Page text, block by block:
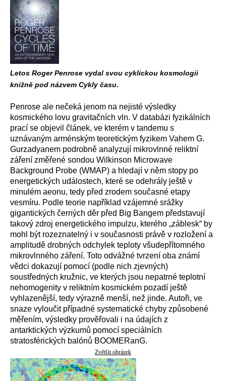
Letos Roger Penrose vydal svou cyklickou kosmologii
knižně pod názvem Cykly času.
Penrose ale nečeká jenom na nejisté výsledky
kosmického lovu gravitačních vln. V databázi fyzikálních
prací se objevil článek, ve kterém v tandemu s
uznávaným arménským teoretickým fyzikem Vahem G.
Gurzadyanem podrobně analyzují mikrovlnné reliktní
záření změřené sondou Wilkinson Microwave
Background Probe (WMAP) a hledají v něm stopy po
energetických událostech, které se odehrály ještě v
minulém aeonu, tedy před zrodem současné etapy
vesmíru. Podle teorie například vzájemné srážky
gigantických černých děr před Big Bangem představují
takový zdroj energetického impulzu, kterého „záblesk“ by
mohl být rozeznatelný i v současnosti právě v rozložení a
amplitudě drobných odchylek teploty všudepřítomného
mikrovlnného záření. Toto odvážné tvrzení oba známí
vědci dokazují pomocí (podle nich zjevných)
soustředných kružnic, ve kterých jsou nepatrné teplotní
nehomogenity v reliktním kosmickém pozadí ještě
vyhlazenější, tedy výrazně menší, než jinde. Autoři, ve
snaze vyloučit případné systematické chyby způsobené
měřením, výsledky prověřovali i na údajích z
antarktických výzkumů pomocí speciálních
stratosférických balónů BOOMERanG.
Zvětšit obrázek